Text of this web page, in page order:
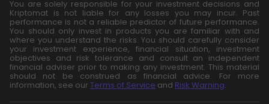
You are solely responsible for your investment decisions and
Kriptomat is not liable for any losses you may incur. Past
performance is not a reliable predictor of future performance.
You should only invest in products you are familiar with and
where you understand the risks. You should carefully consider
your investment experience, financial situation, investment
objectives and risk tolerance and consult an independent
financial adviser prior to making any investment. This material
should not be construed as financial advice. For more
information, see our Terms of Service and Risk Warning.